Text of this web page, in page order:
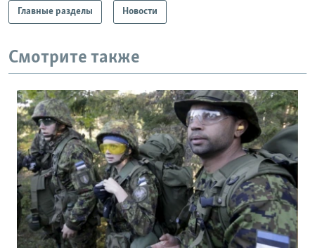
Главные разделы Новости
Смотрите также